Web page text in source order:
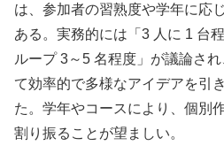
は、参加者の習熟度や学年に応
ある。実務的には「3 人に 1 台
ループ 3～5 名程度」が議論さ
て効率的で多様なアイデアを引
た。学年やコースにより、個別
割り振ることが望ましい。